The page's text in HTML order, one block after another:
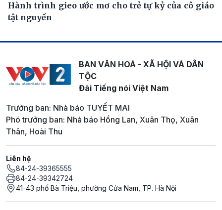
Hành trình gieo ước mơ cho trẻ tự kỷ của cô giáo
tật nguyền
BAN VĂN HOÁ - XÃ HỘI VÀ DÂN
TỘC
Đài Tiếng nói Việt Nam
Trưởng ban: Nhà báo TUYẾT MAI
Phó trưởng ban: Nhà báo Hồng Lan, Xuân Thọ, Xuân
Thân, Hoài Thu
Liên hệ
84-24-39365555
84-24-39342724
41-43 phố Bà Triệu, phường Cửa Nam, TP. Hà Nội